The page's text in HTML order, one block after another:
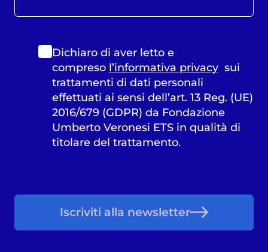
Dichiaro di aver letto e
compreso l’informativa privacysui
trattamenti di dati personali
effettuati ai sensi dell’art. 13 Reg. (UE)
2016/679 (GDPR) da Fondazione
Umberto Veronesi ETS in qualità di
titolare del trattamento.
Iscriviti alla newsletter